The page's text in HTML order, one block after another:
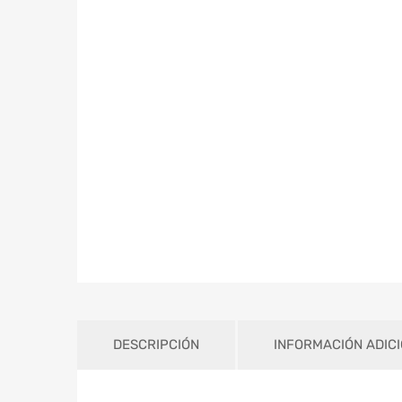
DESCRIPCIÓN INFORMACIÓN